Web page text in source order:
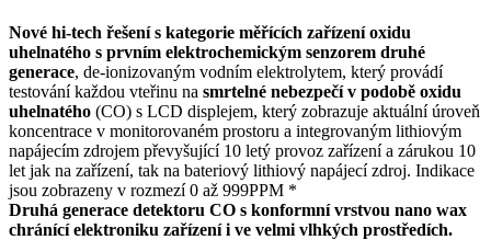
Nové hi-tech řešení s kategorie měřících zařízení oxidu
uhelnatého s prvním elektrochemickým senzorem druhé
generace, de-ionizovaným vodním elektrolytem, který provádí
testování každou vteřinu na smrtelné nebezpečí v podobě oxidu
uhelnatého (CO) s LCD displejem, který zobrazuje aktuální úroveň
koncentrace v monitorovaném prostoru a integrovaným lithiovým
napájecím zdrojem převyšující 10 letý provoz zařízení a zárukou 10
let jak na zařízení, tak na bateriový lithiový napájecí zdroj. Indikace
jsou zobrazeny v rozmezí 0 až 999PPM *
Druhá generace detektoru CO s konformní vrstvou nano wax
chránící elektroniku zařízení i ve velmi vlhkých prostředích.